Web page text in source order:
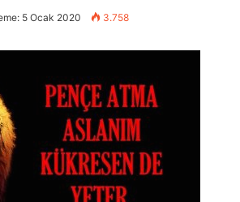
5 Ocak 2020 3.758